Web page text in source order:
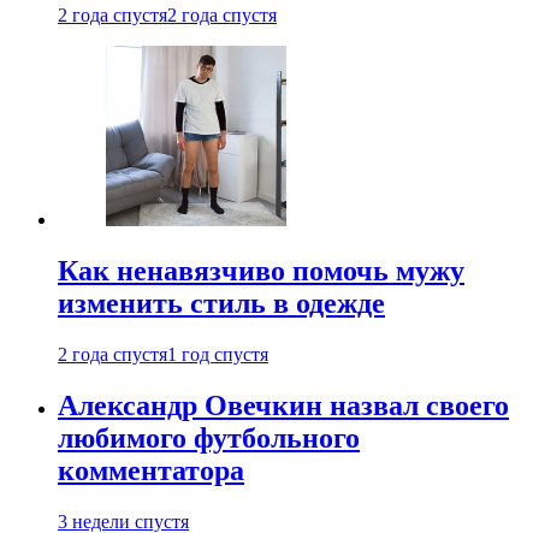
2 года спустя2 года спустя
Как ненавязчиво помочь мужу
изменить стиль в одежде
2 года спустя1 год спустя
Александр Овечкин назвал своего
любимого футбольного
комментатора
3 недели спустя